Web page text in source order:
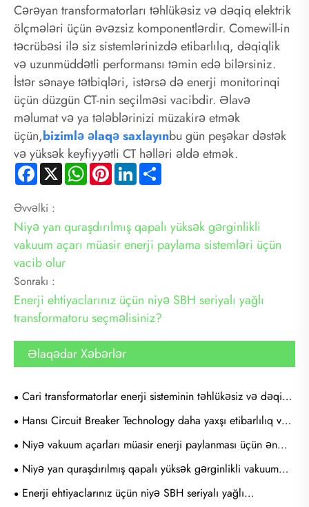
Cərəyan transformatorları təhlükəsiz və dəqiq elektrik
ölçmələri üçün əvəzsiz komponentlərdir. Comewill-in
təcrübəsi ilə siz sistemlərinizdə etibarlılıq, dəqiqlik
və uzunmüddətli performansı təmin edə bilərsiniz.
İstər sənaye tətbiqləri, istərsə də enerji monitorinqi
üçün düzgün CT-nin seçilməsi vacibdir. Əlavə
məlumat və ya tələblərinizi müzakirə etmək
üçün,bizimlə əlaqə saxlayınbu gün peşəkar dəstək
və yüksək keyfiyyətli CT həlləri əldə etmək.
Facebook
X WhatsApp
PinterestLinkedIn
Əvvəlki :
Niyə yan quraşdırılmış qapalı yüksək gərginlikli
vakuum açarı müasir enerji paylama sistemləri üçün
vacib olur
Sonrakı :
Enerji ehtiyaclarınız üçün niyə SBH seriyalı yağlı
transformatoru seçməlisiniz?
Əlaqədar Xəbərlər
Cari transformatorlar enerji sisteminin təhlükəsiz və dəqiq
monitorinqini necə təmin edir?
Hansı Circuit Breaker Technology daha yaxşı etibarlılıq və
daha az ətraf mühitə təsir göstərir?
Niyə vakuum açarları müasir enerji paylanması üçün ən
ağıllı seçimdir?
Niyə yan quraşdırılmış qapalı yüksək gərginlikli vakuum
açarı müasir enerji paylama sistemləri üçün vacib olur
Enerji ehtiyaclarınız üçün niyə SBH seriyalı yağlı